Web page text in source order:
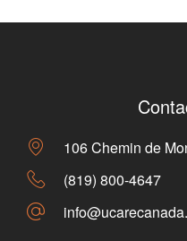
106 Chemin de
(819) 800-4647